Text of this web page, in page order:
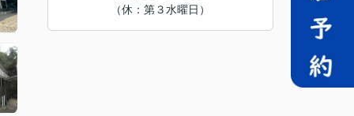
（休：第３水曜日）